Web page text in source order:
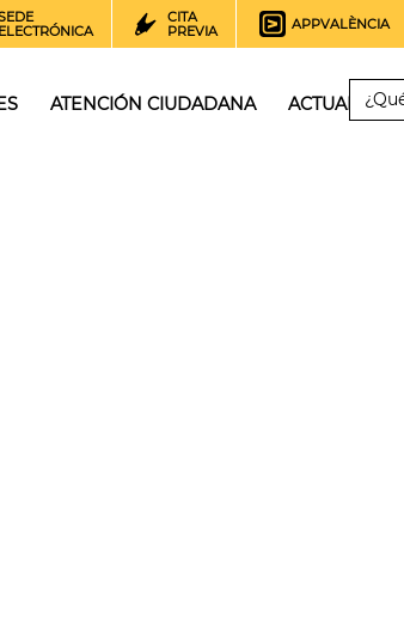
ELECTRÓNICA
CITA
PREVIA
APPVALÈNCIA
ATENCIÓN CIUDADANA ACTUALIDAD